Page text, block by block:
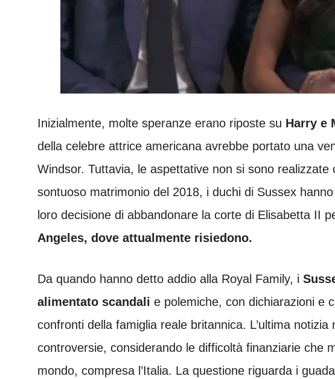
Inizialmente, molte speranze erano riposte su Harry e
della celebre attrice americana avrebbe portato una
Windsor. Tuttavia, le aspettative non si sono realizzate
sontuoso matrimonio del 2018, i duchi di Sussex
loro decisione di abbandonare la corte di Elisabetta II
Angeles, dove attualmente risiedono.
Da quando hanno detto addio alla Royal Family, i
alimentato scandali e polemiche, con dichiarazioni e
confronti della famiglia reale britannica. L’ultima
controversie, considerando le difficoltà finanziarie che
mondo, compresa l’Italia. La questione riguarda i